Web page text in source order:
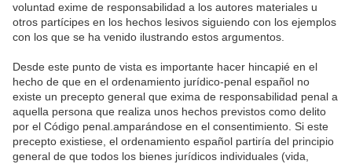
voluntad exime de responsabilidad a los autores materiales u
otros partícipes en los hechos lesivos siguiendo con los ejemplos
con los que se ha venido ilustrando estos argumentos.
Desde este punto de vista es importante hacer hincapié en el
hecho de que en el ordenamiento jurídico-penal español no
existe un precepto general que exima de responsabilidad penal a
aquella persona que realiza unos hechos previstos como delito
por el Código penal.amparándose en el consentimiento. Si este
precepto existiese, el ordenamiento español partiría del principio
general de que todos los bienes jurídicos individuales (vida,